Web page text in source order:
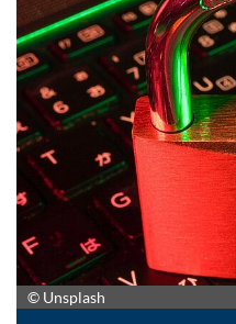
© Unsplash